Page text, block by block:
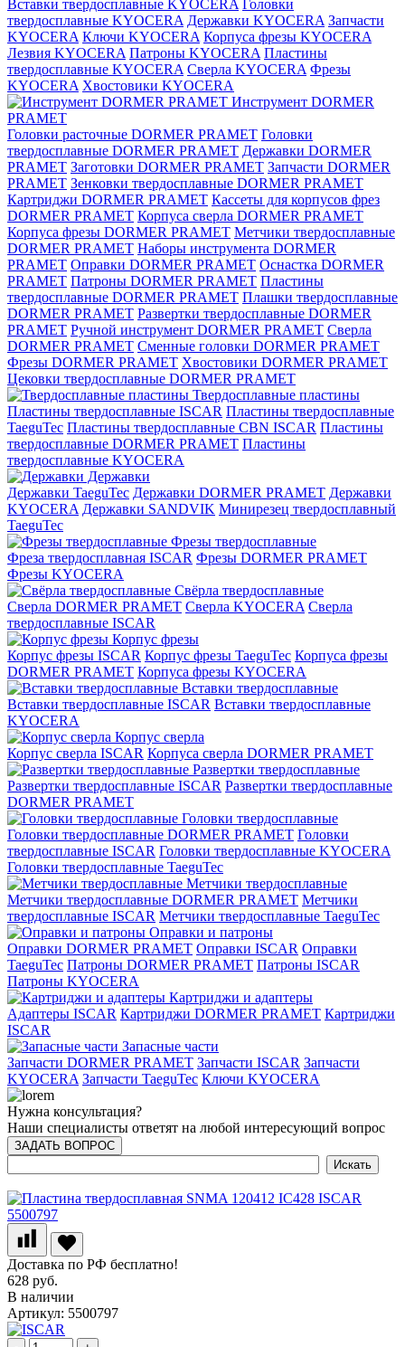
Вставки твердосплавные KYOCERA
Головки
твердосплавные KYOCERA Державки KYOCERA Запчасти
KYOCERA Ключи KYOCERA Корпуса фрезы KYOCERA
Лезвия KYOCERA Патроны KYOCERA Пластины
твердосплавные KYOCERA Сверла KYOCERA Фрезы
KYOCERA Хвостовики KYOCERA
Инструмент DORMER
PRAMET
Головки расточные DORMER PRAMET Головки
твердосплавные DORMER PRAMET Державки DORMER
PRAMET Заготовки DORMER PRAMET Запчасти DORMER
PRAMET Зенковки твердосплавные DORMER PRAMET
Картриджи DORMER PRAMET Кассеты для корпусов фрез
DORMER PRAMET Корпуса сверла DORMER PRAMET
Корпуса фрезы DORMER PRAMET Метчики твердосплавные
DORMER PRAMET Наборы инструмента DORMER
PRAMET Оправки DORMER PRAMET Оснастка DORMER
PRAMET Патроны DORMER PRAMET Пластины
твердосплавные DORMER PRAMET Плашки твердосплавные
DORMER PRAMET Развертки твердосплавные DORMER
PRAMET Ручной инструмент DORMER PRAMET Сверла
DORMER PRAMET Сменные головки DORMER PRAMET
Фрезы DORMER PRAMET Хвостовики DORMER PRAMET
Цековки твердосплавные DORMER PRAMET
Твердосплавные пластины
Пластины твердосплавные ISCAR Пластины твердосплавные
TaeguTec Пластины твердосплавные CBN ISCAR Пластины
твердосплавные DORMER PRAMET Пластины
твердосплавные KYOCERA
Державки
Державки TaeguTec Державки DORMER PRAMET Державки
KYOCERA Державки SANDVIK Минирезец твердосплавный
TaeguTec
Фрезы твердосплавные
Фреза твердосплавная ISCAR Фрезы DORMER PRAMET
Фрезы KYOCERA
Свёрла твердосплавные
Сверла DORMER PRAMET Сверла KYOCERA Сверла
твердосплавные ISCAR
Корпус фрезы
Корпус фрезы ISCAR Корпус фрезы TaeguTec Корпуса фрезы
DORMER PRAMET Корпуса фрезы KYOCERA
Вставки твердосплавные
Вставки твердосплавные ISCAR Вставки твердосплавные
KYOCERA
Корпус сверла
Корпус сверла ISCAR Корпуса сверла DORMER PRAMET
Развертки твердосплавные
Развертки твердосплавные ISCAR Развертки твердосплавные
DORMER PRAMET
Головки твердосплавные
Головки твердосплавные DORMER PRAMET Головки
твердосплавные ISCAR Головки твердосплавные KYOCERA
Головки твердосплавные TaeguTec
Метчики твердосплавные
Метчики твердосплавные DORMER PRAMET Метчики
твердосплавные ISCAR Метчики твердосплавные TaeguTec
Оправки и патроны
Оправки DORMER PRAMET Оправки ISCAR Оправки
TaeguTec Патроны DORMER PRAMET Патроны ISCAR
Патроны KYOCERA
Картриджи и адаптеры
Адаптеры ISCAR Картриджи DORMER PRAMET Картриджи
ISCAR
Запасные части
Запчасти DORMER PRAMET Запчасти ISCAR Запчасти
KYOCERA Запчасти TaeguTec Ключи KYOCERA
Нужна консультация?
Наши специалисты ответят на любой интересующий вопрос
ЗАДАТЬ ВОПРОС
Доставка по РФ бесплатно!
628 руб.
В наличии
Артикул: 5500797